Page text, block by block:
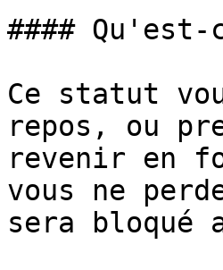
#### Qu'est-
Ce statut
repos, ou
revenir en
vous ne
sera bloqué